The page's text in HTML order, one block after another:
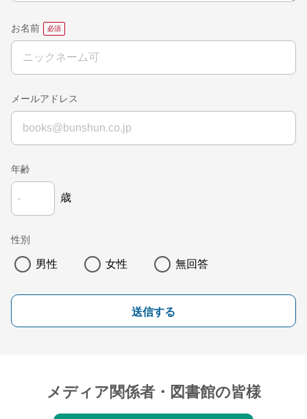
お名前
メールアドレス
年齢
歳
性別
男性 女性 無回答
送信する
メディア関係者・図書館の皆様